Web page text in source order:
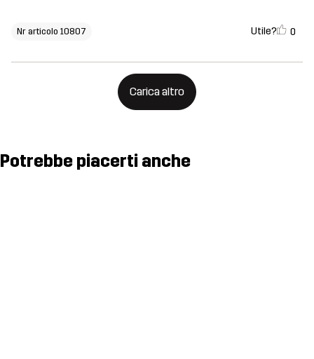
Nr articolo 10807 Utile? 0
Carica altro
Potrebbe piacerti anche